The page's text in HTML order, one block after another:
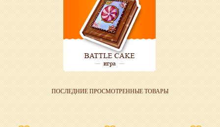
ПОСЛЕДНИЕ ПРОСМОТРЕННЫЕ ТОВАРЫ